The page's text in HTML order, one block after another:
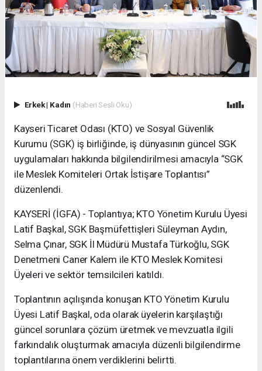
Erkek| Kadın (Haberi Sesli Oku)
Kayseri Ticaret Odası (KTO) ve Sosyal Güvenlik
Kurumu (SGK) iş birliğinde, iş dünyasının güncel SGK
uygulamaları hakkında bilgilendirilmesi amacıyla “SGK
ile Meslek Komiteleri Ortak İstişare Toplantısı”
düzenlendi.
KAYSERİ (İGFA) - Toplantıya; KTO Yönetim Kurulu Üyesi
Latif Başkal, SGK Başmüfettişleri Süleyman Aydın,
Selma Çınar, SGK İl Müdürü Mustafa Türkoğlu, SGK
Denetmeni Caner Kalem ile KTO Meslek Komitesi
Üyeleri ve sektör temsilcileri katıldı.
Toplantının açılışında konuşan KTO Yönetim Kurulu
Üyesi Latif Başkal, oda olarak üyelerin karşılaştığı
güncel sorunlara çözüm üretmek ve mevzuatla ilgili
farkındalık oluşturmak amacıyla düzenli bilgilendirme
toplantılarına önem verdiklerini belirtti.